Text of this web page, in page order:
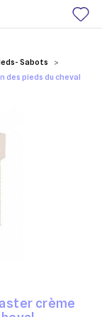
Sabots
des pieds du cheval
crème